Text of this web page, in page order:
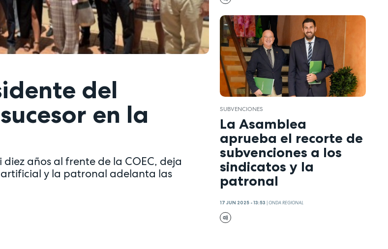
del
en la
años al frente de la COEC, deja
y la patronal adelanta las
SUBVENCIONES
La Asamblea
aprueba el recorte de
subvenciones a los
sindicatos y la
patronal
17 JUN 2025 - 13:53 |ONDA REGIONAL